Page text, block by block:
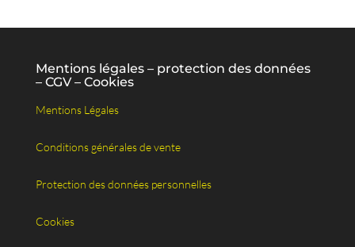
Mentions légales – protection des données
– CGV – Cookies
Mentions Légales
Conditions générales de vente
Protection des données personnelles
Cookies